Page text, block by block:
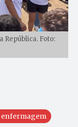
República. Foto:
enfermagem